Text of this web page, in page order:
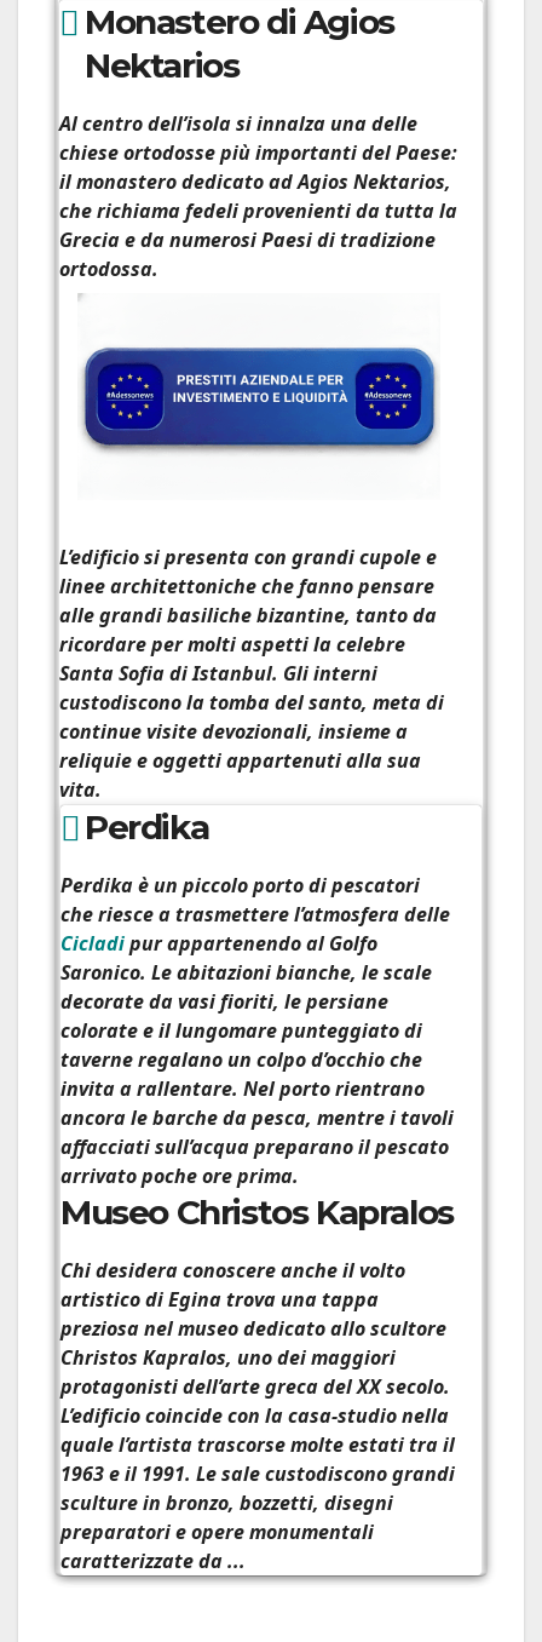
Monastero di Agios
Nektarios
Al centro dell’isola si innalza una delle
chiese ortodosse più importanti del Paese:
ilmonastero dedicato ad Agios Nektarios,
che richiama fedeli provenienti da tutta la
Grecia e da numerosi Paesi di tradizione
ortodossa.
L’edificio si presenta con grandi cupole e
linee architettoniche che fanno pensare
alle grandi basiliche bizantine, tanto da
ricordare per molti aspetti la celebre
Santa Sofia di Istanbul. Gli interni
custodiscono latomba del santo, meta di
continue visite devozionali, insieme a
reliquie e oggetti appartenuti alla sua
vita.
Perdika
Perdikaè un piccolo porto di pescatori
che riesce a trasmettere l’atmosfera delle
Cicladipur appartenendo al Golfo
Saronico. Le abitazioni bianche, le scale
decorate da vasi fioriti, le persiane
colorate e il lungomare punteggiato di
taverne regalano un colpo d’occhio che
invita a rallentare. Nel porto rientrano
ancora le barche da pesca, mentre i tavoli
affacciati sull’acqua preparano il pescato
arrivato poche ore prima.
Museo Christos Kapralos
Chi desidera conoscere anche il volto
artistico di Egina trova una tappa
preziosa nel museo dedicato allo scultore
Christos Kapralos, uno dei maggiori
protagonisti dell’arte greca del XX secolo.
L’edificio coincide con la casa-studio nella
quale l’artista trascorse molte estati tra il
1963 e il 1991. Le sale custodiscono grandi
sculture in bronzo, bozzetti, disegni
preparatori e opere monumentali
caratterizzate da ...